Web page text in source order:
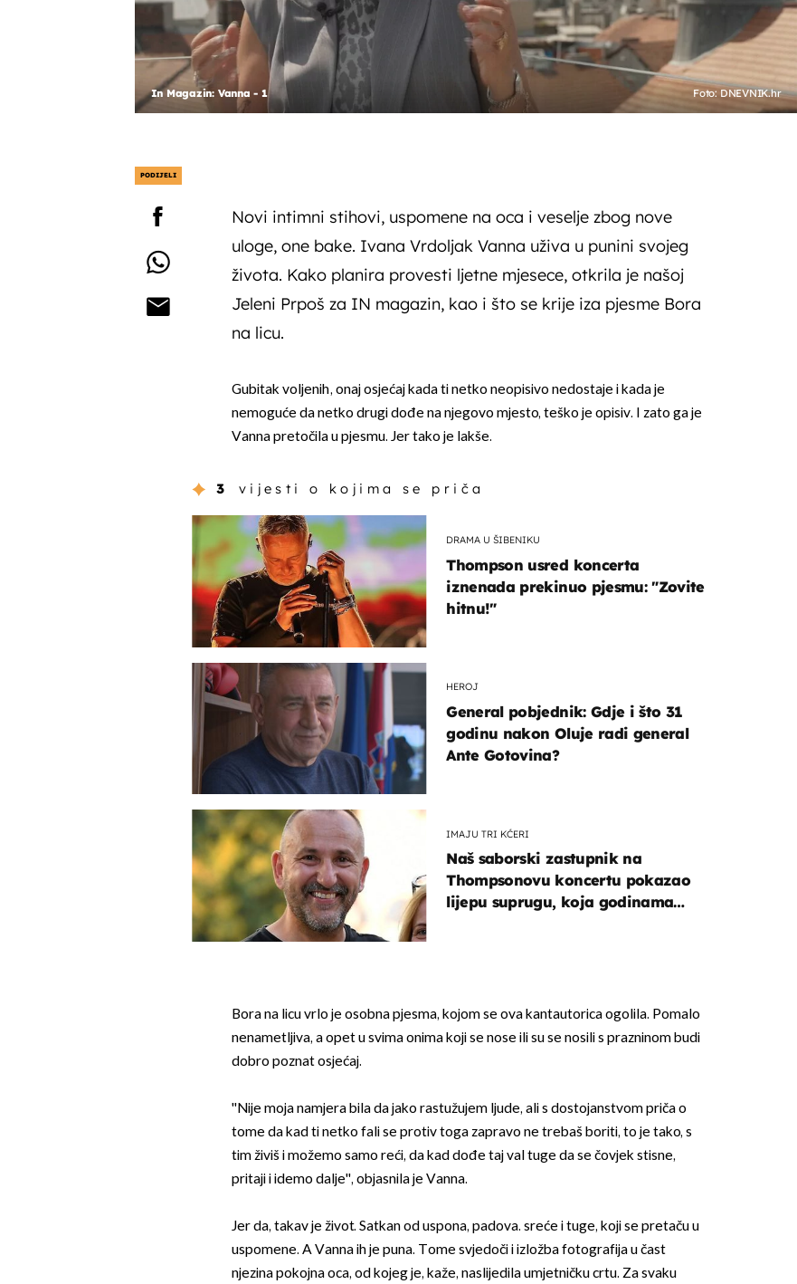
In Magazin: Vanna - 1 Foto: DNEVNIK.hr
PODIJELI
Novi intimni stihovi, uspomene na oca i veselje zbog nove
uloge, one bake. Ivana Vrdoljak Vanna uživa u punini svojeg
života. Kako planira provesti ljetne mjesece, otkrila je našoj
Jeleni Prpoš za IN magazin, kao i što se krije iza pjesme Bora
na licu.
Gubitak voljenih, onaj osjećaj kada ti netko neopisivo nedostaje i kada je
nemoguće da netko drugi dođe na njegovo mjesto, teško je opisiv. I zato ga je
Vanna pretočila u pjesmu. Jer tako je lakše.
3 vijesti o kojima se priča
DRAMA U ŠIBENIKU
Thompson usred koncerta
iznenada prekinuo pjesmu: "Zovite
hitnu!"
HEROJ
General pobjednik: Gdje i što 31
godinu nakon Oluje radi general
Ante Gotovina?
IMAJU TRI KĆERI
Naš saborski zastupnik na
Thompsonovu koncertu pokazao
lijepu suprugu, koja godinama
Bora na licu vrlo je osobna pjesma, kojom se ova kantautorica ogolila. Pomalo
nenametljiva, a opet u svima onima koji se nose ili su se nosili s prazninom budi
dobro poznat osjećaj.
''Nije moja namjera bila da jako rastužujem ljude, ali s dostojanstvom priča o
tome da kad ti netko fali se protiv toga zapravo ne trebaš boriti, to je tako, s
tim živiš i možemo samo reći, da kad dođe taj val tuge da se čovjek stisne,
pritaji i idemo dalje'', objasnila je Vanna.
Jer da, takav je život. Satkan od uspona, padova. sreće i tuge, koji se pretaču u
uspomene. A Vanna ih je puna. Tome svjedoči i izložba fotografija u čast
njezina pokojna oca, od kojeg je, kaže, naslijedila umjetničku crtu. Za svaku